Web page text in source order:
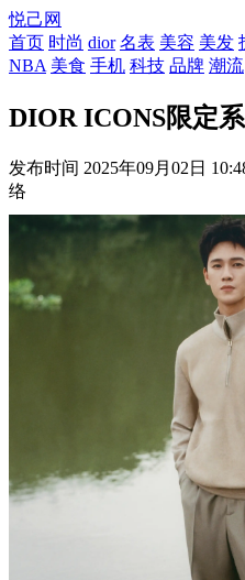
悦己网
首页 时尚 dior 名表 美容 美发
NBA 美食 手机 科技 品牌 潮流
DIOR ICONS限定
发布时间 2025年09月02日
络